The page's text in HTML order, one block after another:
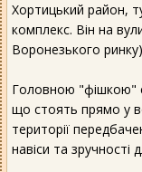
Хортицький район,
комплекс. Він на
Воронезького
Головною "фішкою"
що стоять прямо у
території
навіси та зручності